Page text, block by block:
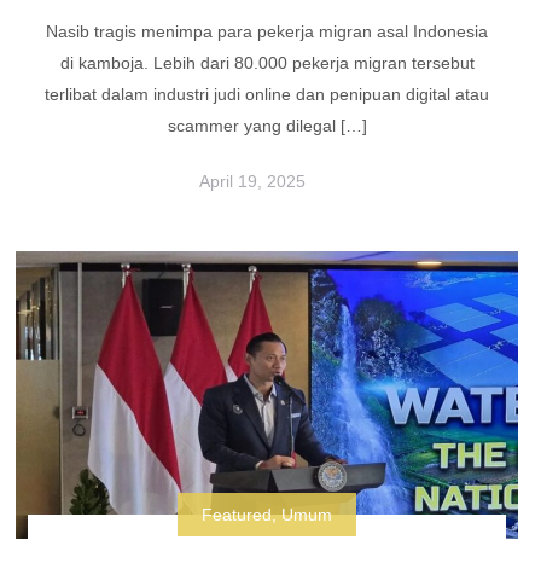
Nasib tragis menimpa para pekerja migran asal Indonesia
di kamboja. Lebih dari 80.000 pekerja migran tersebut
terlibat dalam industri judi online dan penipuan digital atau
scammer yang dilegal […]
April 19, 2025
Featured,Umum